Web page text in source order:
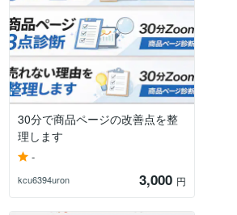
30分で商品ページの改善点を整
理します
-
kcu6394uron 3,000 円